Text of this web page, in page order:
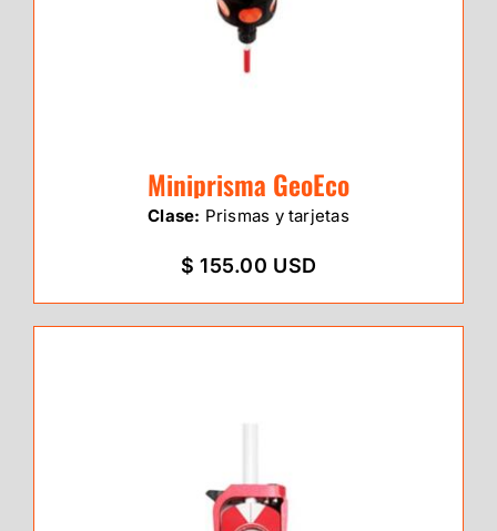
Miniprisma GeoEco
Clase: Prismas y tarjetas
$ 155.00 USD